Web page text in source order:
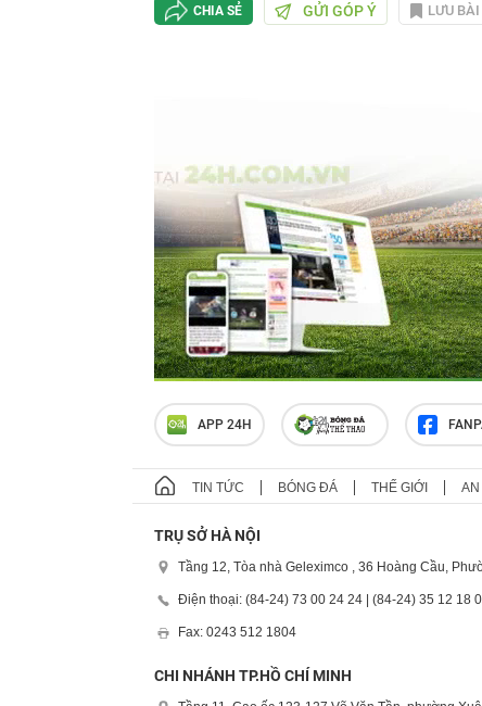
CHIA SẺ GỬI GÓP Ý LƯU BÀI
APP 24H
TIN TỨC BÓNG ĐÁ THẾ GIỚI AN
TRỤ SỞ HÀ NỘI
Tầng 12, Tòa nhà Geleximco , 36 Hoàng Cầu,
Điện thoại: (84-24) 73 00 24 24 | (84-24) 35 12 18
Fax: 0243 512 1804
CHI NHÁNH TP.HỒ CHÍ MINH